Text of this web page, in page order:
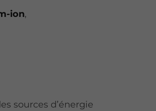
ion,
sources d’énergie